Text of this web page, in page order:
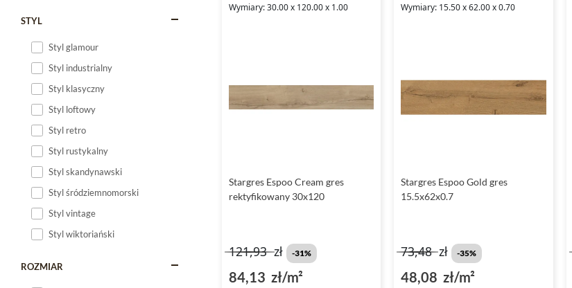
STYL
Styl glamour
Styl industrialny
Styl klasyczny
Styl loftowy
Styl retro
Styl rustykalny
Styl skandynawski
Styl śródziemnomorski
Styl vintage
Styl wiktoriański
ROZMIAR
Wymiary: 30.00 x 120.00 x 1.00
Stargres Espoo Cream gres
rektyfikowany 30x120
121,93zł -31%
84,13 zł/m²
Wymiary: 15.50 x 62.00 x 0.70
Stargres Espoo Gold gres
15.5x62x0.7
73,48zł -35%
48,08 zł/m²